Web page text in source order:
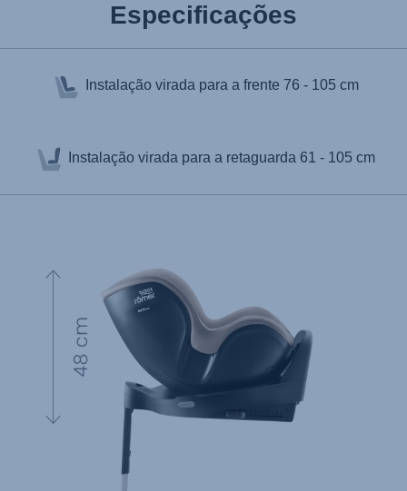
Especificações
Instalação virada para a frente 76 - 105 cm
Instalação virada para a retaguarda 61 - 105 cm